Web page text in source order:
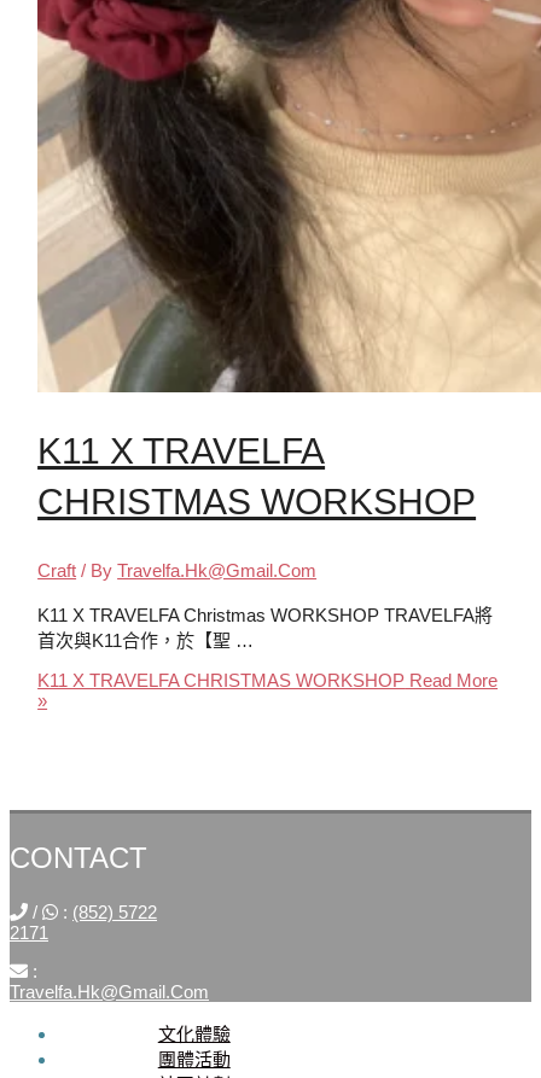
K11 X TRAVELFA
CHRISTMAS WORKSHOP
Craft / ByTravelfa.hk@gmail.com
K11 X TRAVELFA Christmas WORKSHOP TRAVELFA將
首次與K11合作，於【聖 …
K11 X TRAVELFA CHRISTMAS WORKSHOP Read More
»
CONTACT
/ : (852) 5722
2171
:
Travelfa.hk@gmail.com
文化體驗
團體活動